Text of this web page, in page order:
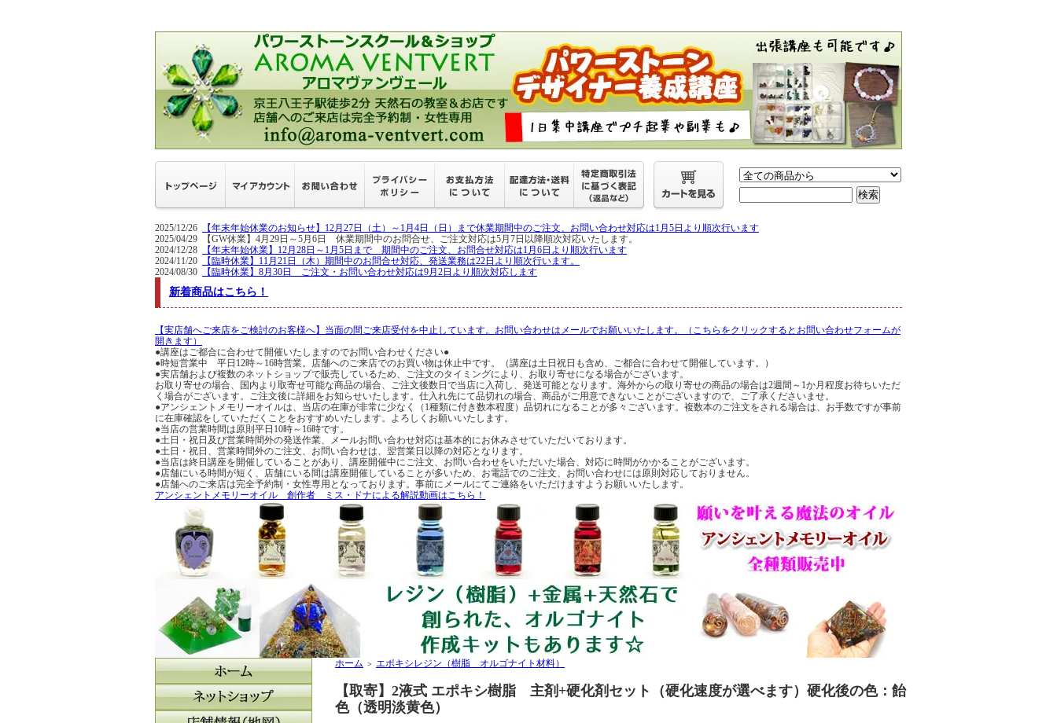
2025/12/26
【年末年始休業のお知らせ】12月27日（土）～1月4日（日）まで休業期間中のご注文、お問い合わせ対応は1月5日より順次行います
2025/04/29 【GW休業】4月29日～5月6日 休業期間中のお問合せ、ご注文対応は5月7日以降順次対応いたします。
2024/12/28
【年末年始休業】12月28日～1月5日まで 期間中のご注文、お問合せ対応は1月6日より順次行います
2024/11/20
【臨時休業】11月21日（木）期間中のお問合せ対応、発送業務は22日より順次行います。
2024/08/30
【臨時休業】8月30日 ご注文・お問い合わせ対応は9月2日より順次対応します
新着商品はこちら！
【実店舗へご来店をご検討のお客様へ】当面の間ご来店受付を中止しています。お問い合わせはメールでお願いいたします。（こちらをクリックするとお問い合わせフォームが
開きます）
●講座はご都合に合わせて開催いたしますのでお問い合わせください●
●時短営業中 平日12時～16時営業。店舗へのご来店でのお買い物は休止中です。（講座は土日祝日も含め、ご都合に合わせて開催しています。）
●実店舗および複数のネットショップで販売しているため、ご注文のタイミングにより、お取り寄せになる場合がございます。
お取り寄せの場合、国内より取寄せ可能な商品の場合、ご注文後数日で当店に入荷し、発送可能となります。海外からの取り寄せの商品の場合は2週間～1か月程度お待ちいただ
く場合がございます。ご注文後に詳細をお知らせいたします。仕入れ先にて品切れの場合、商品がご用意できないことがございますので、ご了承くださいませ。
●アンシェントメモリーオイルは、当店の在庫が非常に少なく（1種類に付き数本程度）品切れになることが多々ございます。複数本のご注文をされる場合は、お手数ですが事前
に在庫確認をしていただくことをおすすめいたします。よろしくお願いいたします。
●当店の営業時間は原則平日10時～16時です。
●土日・祝日及び営業時間外の発送作業、メールお問い合わせ対応は基本的にお休みさせていただいております。
●土日・祝日、営業時間外のご注文、お問い合わせは、翌営業日以降の対応となります。
●当店は終日講座を開催していることがあり、講座開催中にご注文、お問い合わせをいただいた場合、対応に時間がかかることがございます。
●店舗にいる時間が短く、店舗にいる間は講座開催していることが多いため、お電話でのご注文、お問い合わせには原則対応しておりません。
●店舗へのご来店は完全予約制・女性専用となっております。事前にメールにてご連絡をいただけますようお願いいたします。
アンシェントメモリーオイル 創作者 ミス・ドナによる解説動画はこちら！
ホーム ＞ エポキシレジン（樹脂 オルゴナイト材料）
【取寄】2液式 エポキシ樹脂 主剤+硬化剤セット（硬化速度が選べます）硬化後の色：飴
色（透明淡黄色）